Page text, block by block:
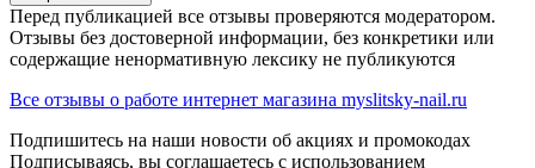
Перед публикацией все отзывы проверяются модератором.
Отзывы без достоверной информации, без конкретики или
содержащие ненормативную лексику не публикуются
Все отзывы о работе интернет магазина myslitsky-nail.ru
Подпишитесь на наши новости об акциях и промокодах
Подписываясь, вы соглашаетесь с использованием